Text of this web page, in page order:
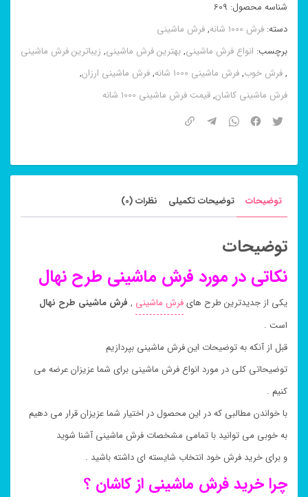
نهال
۱۰۰۰
شانه
عدد
شناسه محصول: 609
دسته: فرش 1000 شانه ,فرش ماشینی
برچسب: انواع فرش ماشینی,بهترین فرش ماشینی, زیباترین فرش ماشینی
,فرش خوب,فرش ماشینی 1000 شانه ,فرش ماشینی ارزان,
فرش ماشینی کاشان,قیمت فرش ماشینی 1000 شانه
توضیحات توضیحات تکمیلی نظرات (0)
توضیحات
نکاتی در مورد فرش ماشینی طرح نهال
یکی از جدیدترین طرح هایفرش ماشینی , فرش ماشینی طرح نهال
است .
قبل از آنکه به توضیحات این فرش ماشینی بپردازیم
توضیحاتی کلی در مورد انواع فرش ماشینی برای شما عزیزان عرضه می
کنیم .
با خواندن مطالبی که در این محصول در اختیار شما عزیزان قرار می دهیم
به خوبی می توانید با تمامی مشخصات فرش ماشینی آشنا شوید
و برای خرید فرش خود انتخاب شایسته ای داشته باشید .
چرا خرید فرش ماشینی از کاشان ؟